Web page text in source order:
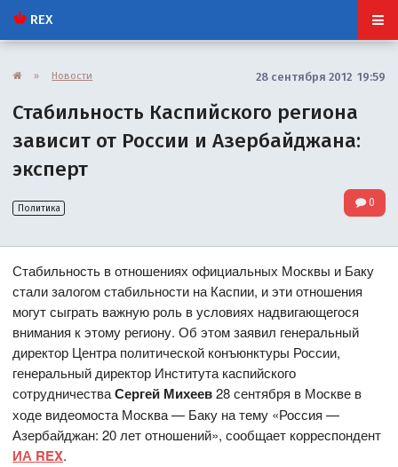
REX
» Новости 28 сентября 2012 19:59
Стабильность Каспийского региона
зависит от России и Азербайджана:
эксперт
Политика 0
Стабильность в отношениях официальных Москвы и Баку
стали залогом стабильности на Каспии, и эти отношения
могут сыграть важную роль в условиях надвигающегося
внимания к этому региону. Об этом заявил генеральный
директор Центра политической конъюнктуры России,
генеральный директор Института каспийского
сотрудничестваСергей Михеев28 сентября в Москве в
ходе видеомоста Москва — Баку на тему «Россия —
Азербайджан: 20 лет отношений», сообщает корреспондент
ИА REX.